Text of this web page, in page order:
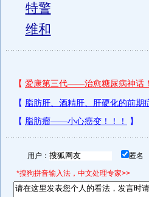
特警
维和
用户： 匿名
*搜狗拼音输入法，中文处理专家>>